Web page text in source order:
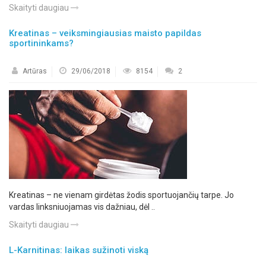
Skaityti daugiau
Kreatinas – veiksmingiausias maisto papildas
sportininkams?
Artūras 29/06/2018 8154 2
Kreatinas – ne vienam girdėtas žodis sportuojančių tarpe. Jo
vardas linksniuojamas vis dažniau, dėl ..
Skaityti daugiau
L-Karnitinas: laikas sužinoti viską